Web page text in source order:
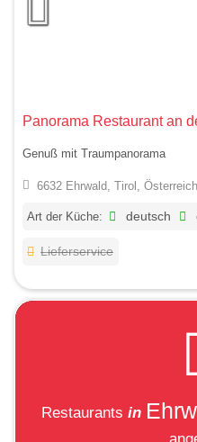
Panorama Restaurant an
Genuß mit Traumpanorama
6632 Ehrwald, Tirol, Österreich
Art der Küche: deutsch
Lieferservice
Restaurants in